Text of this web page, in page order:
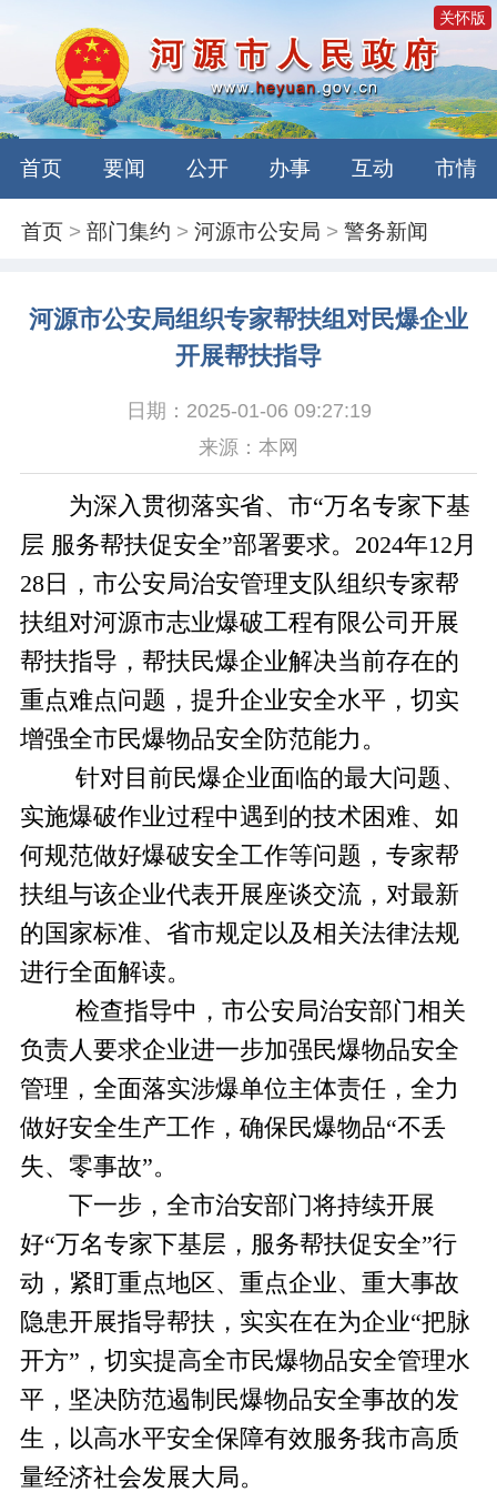
关怀版
首页 要闻 公开 办事 互动 市情
首页 >部门集约 >河源市公安局 >警务新闻
河源市公安局组织专家帮扶组对民爆企业
开展帮扶指导
日期：2025-01-06 09:27:19
来源：本网
为深入贯彻落实省、市“万名专家下基
层 服务帮扶促安全”部署要求。2024年12月
28日，市公安局治安管理支队组织专家帮
扶组对河源市志业爆破工程有限公司开展
帮扶指导，帮扶民爆企业解决当前存在的
重点难点问题，提升企业安全水平，切实
增强全市民爆物品安全防范能力。
针对目前民爆企业面临的最大问题、
实施爆破作业过程中遇到的技术困难、如
何规范做好爆破安全工作等问题，专家帮
扶组与该企业代表开展座谈交流，对最新
的国家标准、省市规定以及相关法律法规
进行全面解读。
检查指导中，市公安局治安部门相关
负责人要求企业进一步加强民爆物品安全
管理，全面落实涉爆单位主体责任，全力
做好安全生产工作，确保民爆物品“不丢
失、零事故”。
下一步，全市治安部门将持续开展
好“万名专家下基层，服务帮扶促安全”行
动，紧盯重点地区、重点企业、重大事故
隐患开展指导帮扶，实实在在为企业“把脉
开方”，切实提高全市民爆物品安全管理水
平，坚决防范遏制民爆物品安全事故的发
生，以高水平安全保障有效服务我市高质
量经济社会发展大局。